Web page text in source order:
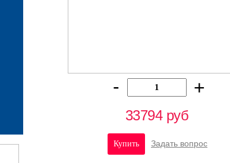
33794 руб
- +
Задать вопрос